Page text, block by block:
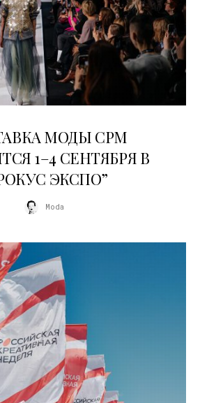
МОДЫ CPM
1–4 СЕНТЯБРЯ В
ЭКСПО”
Moda